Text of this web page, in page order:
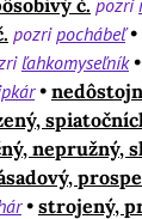
č. pozri
pozripochábeľ
ľahkomyseľník
nepružný,
strojený,